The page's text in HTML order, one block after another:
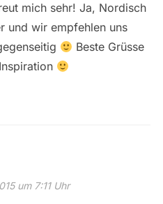
mich sehr! Ja, Nordisch
und wir empfehlen uns
Beste Grüsse
um 7:11 Uhr